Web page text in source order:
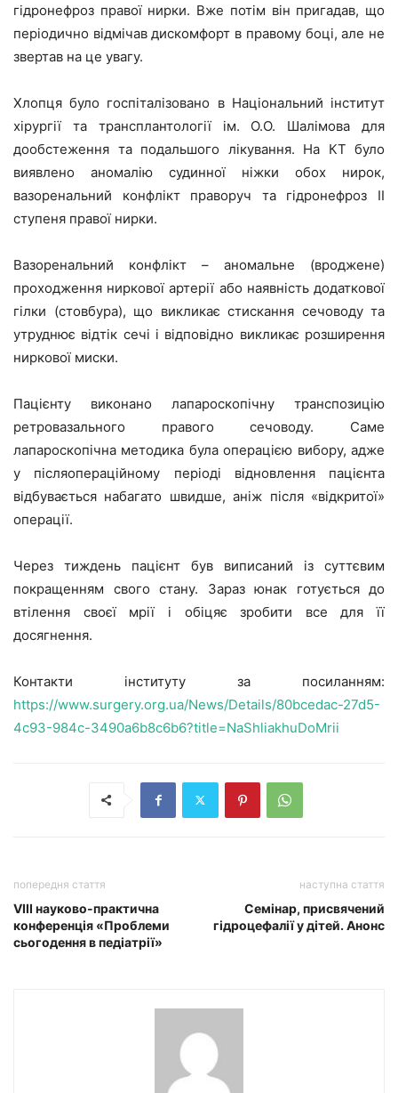
гідронефроз правої нирки. Вже потім він пригадав, що
періодично відмічав дискомфорт в правому боці, але не
звертав на це увагу.
Хлопця було госпіталізовано в Національний інститут
хірургії та трансплантології ім. О.О. Шалімова для
дообстеження та подальшого лікування. На КТ було
виявлено аномалію судинної ніжки обох нирок,
вазоренальний конфлікт праворуч та гідронефроз ІІ
ступеня правої нирки.
Вазоренальний конфлікт – аномальне (вроджене)
проходження ниркової артерії або наявність додаткової
гілки (стовбура), що викликає стискання сечоводу та
утруднює відтік сечі і відповідно викликає розширення
ниркової миски.
Пацієнту виконано лапароскопічну транспозицію
ретровазального правого сечоводу. Саме
лапароскопічна методика була операцією вибору, адже
у післяопераційному періоді відновлення пацієнта
відбувається набагато швидше, аніж після «відкритої»
операції.
Через тиждень пацієнт був виписаний із суттєвим
покращенням свого стану. Зараз юнак готується до
втілення своєї мрії і обіцяє зробити все для її
досягнення.
Контакти інституту за посиланням:
https://www.surgery.org.ua/News/Details/80bcedac-27d5-
4c93-984c-3490a6b8c6b6?title=NaShliakhuDoMrii
попередня стаття
VIII науково-практична
конференція «Проблеми
сьогодення в педіатрії»
наступна стаття
Семінар, присвячений
гідроцефалії у дітей. Анонс